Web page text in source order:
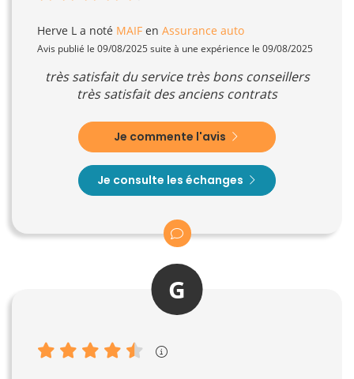
Herve L a noté MAIF en Assurance auto
Avis publié le 09/08/2025 suite à une expérience le 09/08/2025
très satisfait du service très bons conseillers
très satisfait des anciens contrats
Je commente l'avis
Je consulte les échanges
G